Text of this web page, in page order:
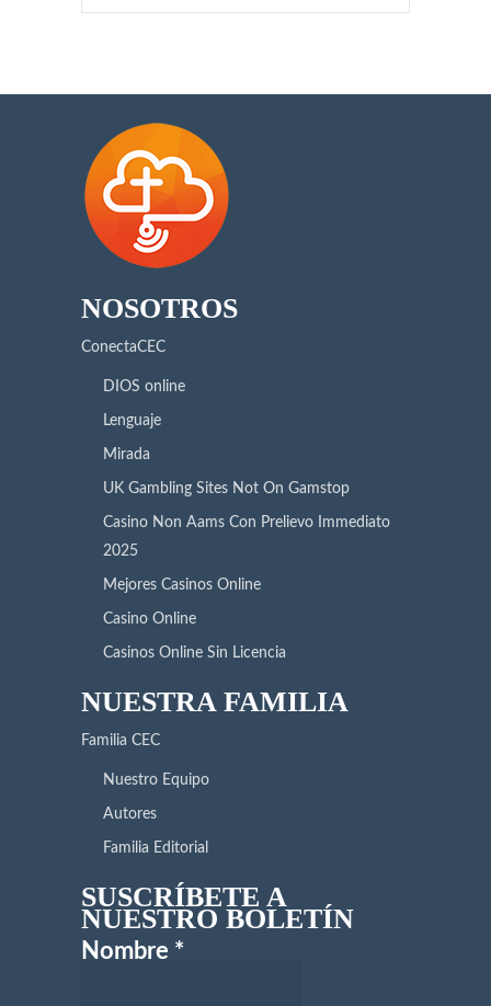
NOSOTROS
ConectaCEC
DIOS online
Lenguaje
Mirada
UK Gambling Sites Not On Gamstop
Casino Non Aams Con Prelievo Immediato
2025
Mejores Casinos Online
Casino Online
Casinos Online Sin Licencia
NUESTRA FAMILIA
Familia CEC
Nuestro Equipo
Autores
Familia Editorial
SUSCRÍBETE A
NUESTRO BOLETÍN
Nombre *